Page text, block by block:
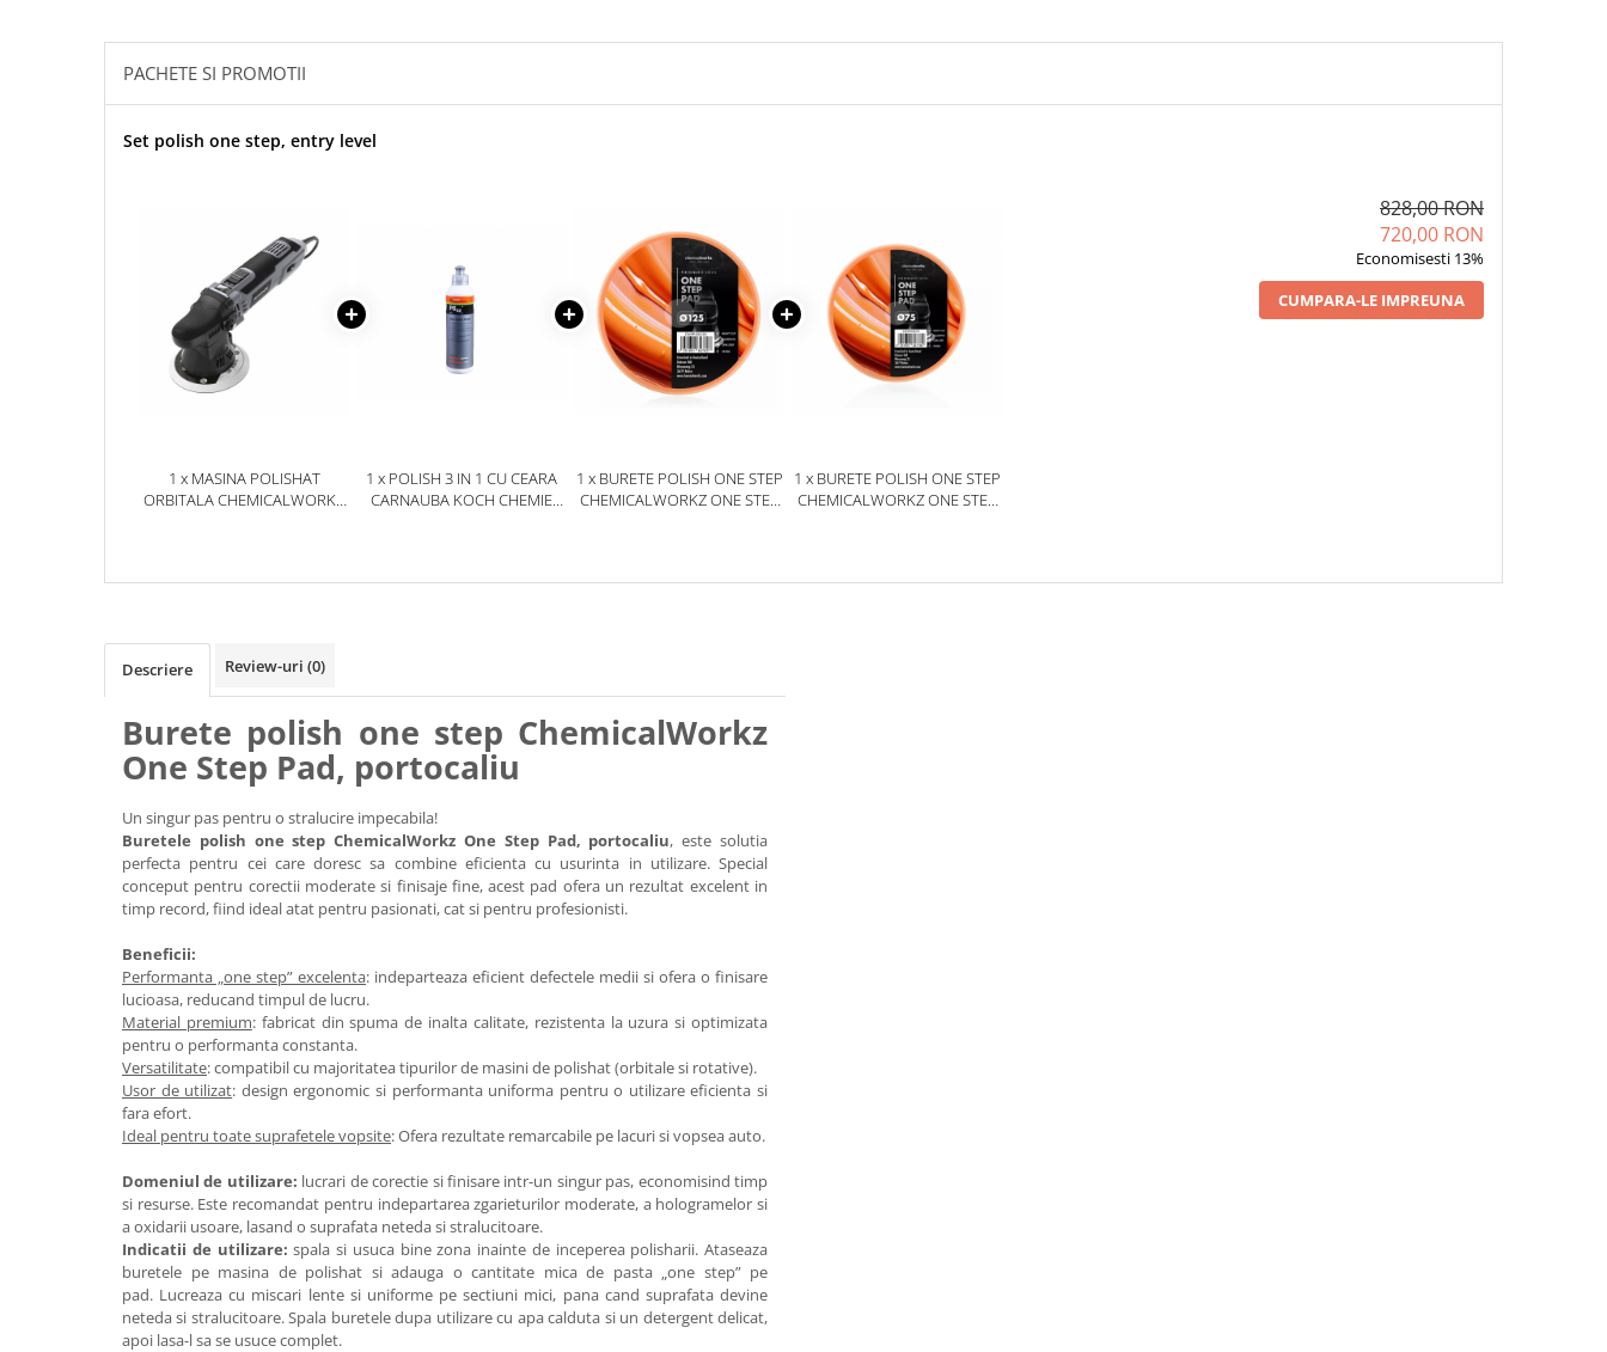
Solutii detailing rapid
Accesorii detailing rapid
ACCESORII EXTERIOR
PACHETE SI PROMOTII
Set polish one step, entry level
1 x MASINA POLISHAT
ORBITALA CHEMICALWORKZ
1 x POLISH 3 IN 1 CU CEARA
CARNAUBA KOCH CHEMIE
1 x BURETE POLISH ONE STEP
CHEMICALWORKZ ONE STEP
1 x BURETE POLISH ONE STEP
CHEMICALWORKZ ONE STEP
828,00 RON
720,00 RON
Economisesti 13%
CUMPARA-LE IMPREUNA
Descriere Review-uri (0)
Burete polish one step ChemicalWorkz
One Step Pad, portocaliu
Un singur pas pentru o stralucire impecabila!
Buretele polish one step ChemicalWorkz One Step Pad, portocaliu, este solutia
perfecta pentru cei care doresc sa combine eficienta cu usurinta in utilizare. Special
conceput pentru corectii moderate si finisaje fine, acest pad ofera un rezultat excelent in
timp record, fiind ideal atat pentru pasionati, cat si pentru profesionisti.
Beneficii:
Performanta „one step” excelenta: indeparteaza eficient defectele medii si ofera o finisare
lucioasa, reducand timpul de lucru.
Material premium: fabricat din spuma de inalta calitate, rezistenta la uzura si optimizata
pentru o performanta constanta.
Versatilitate: compatibil cu majoritatea tipurilor de masini de polishat (orbitale si rotative).
Usor de utilizat: design ergonomic si performanta uniforma pentru o utilizare eficienta si
fara efort.
Ideal pentru toate suprafetele vopsite: Ofera rezultate remarcabile pe lacuri si vopsea auto.
Domeniul de utilizare: lucrari de corectie si finisare intr-un singur pas, economisind timp
si resurse. Este recomandat pentru indepartarea zgarieturilor moderate, a hologramelor si
a oxidarii usoare, lasand o suprafata neteda si stralucitoare.
Indicatii de utilizare: spala si usuca bine zona inainte de inceperea polisharii. Ataseaza
buretele pe masina de polishat si adauga o cantitate mica de pasta „one step” pe
pad. Lucreaza cu miscari lente si uniforme pe sectiuni mici, pana cand suprafata devine
neteda si stralucitoare. Spala buretele dupa utilizare cu apa calduta si un detergent delicat,
apoi lasa-l sa se usuce complet.